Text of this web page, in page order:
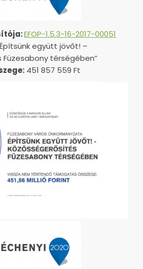
EFOP-1.5.3-16-2017-00051
együtt jövőt! –
térségében”
451 857 559 Ft